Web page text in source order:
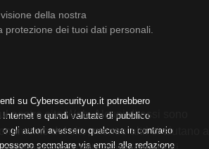
della nostra
protezione dei tuoi dati personali.
su Cybersecurityup.it potrebbero
e quindi valutate di pubblico
gli autori avessero qualcosa in contrario
segnalare via email alla redazione
nostro sito Web. Alcuni di essi sono
del sito, mentre altri ci aiutano a